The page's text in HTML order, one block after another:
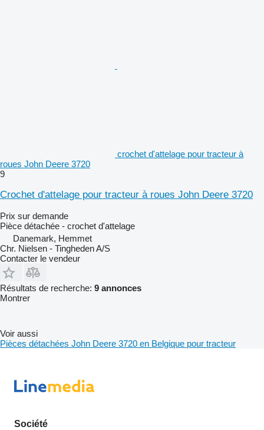
crochet d'attelage pour tracteur à
roues John Deere 3720
9
Crochet d'attelage pour tracteur à roues John Deere 3720
Prix sur demande
Pièce détachée - crochet d'attelage
Danemark, Hemmet
Chr. Nielsen - Tingheden A/S
Contacter le vendeur
Résultats de recherche: 9 annonces
Montrer
Voir aussi
Pièces détachées John Deere 3720 en Belgique pour tracteur
Société